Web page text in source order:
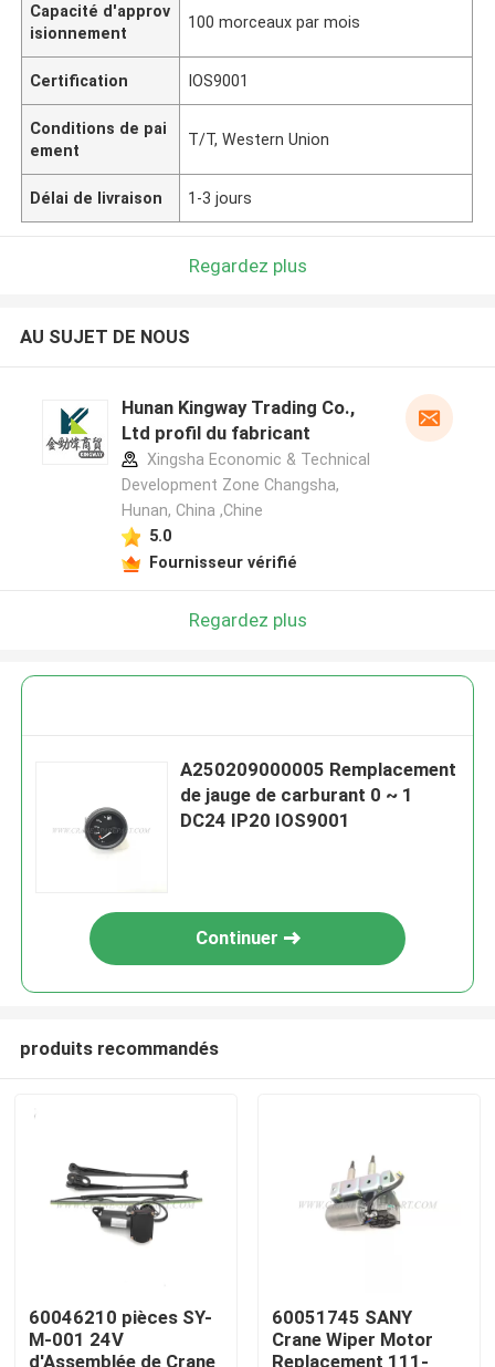
Capacité d'approv
isionnement
100 morceaux par mois
Certification IOS9001
Conditions de pai
ement
T/T, Western Union
Délai de livraison 1-3 jours
Regardez plus
AU SUJET DE NOUS
Hunan Kingway Trading Co.,
Ltd profil du fabricant
Xingsha Economic & Technical
Development Zone Changsha,
Hunan, China ,Chine
5.0
Fournisseur vérifié
Regardez plus
A250209000005 Remplacement
de jauge de carburant 0 ~ 1
DC24 IP20 IOS9001
Continuer
produits recommandés
60046210 pièces SY-
M-001 24V
d'Assemblée de Crane
60051745 SANY
Crane Wiper Motor
Replacement 111-